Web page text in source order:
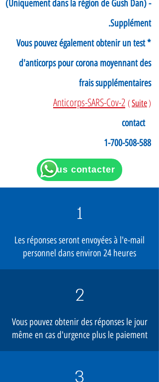
(Uniquement dans la région de Gush Dan) -
Supplément.
* Vous pouvez également obtenir un test
d'anticorps pour corona moyennant des
frais supplémentaires
Anticorps-SARS-Cov-2 (Suite)
contact
1-700-508-588
Nous contacter
1
Les réponses seront envoyées à l'e-mail
personnel dans environ 24 heures
2
Vous pouvez obtenir des réponses le jour
même en cas d'urgence plus le paiement
3